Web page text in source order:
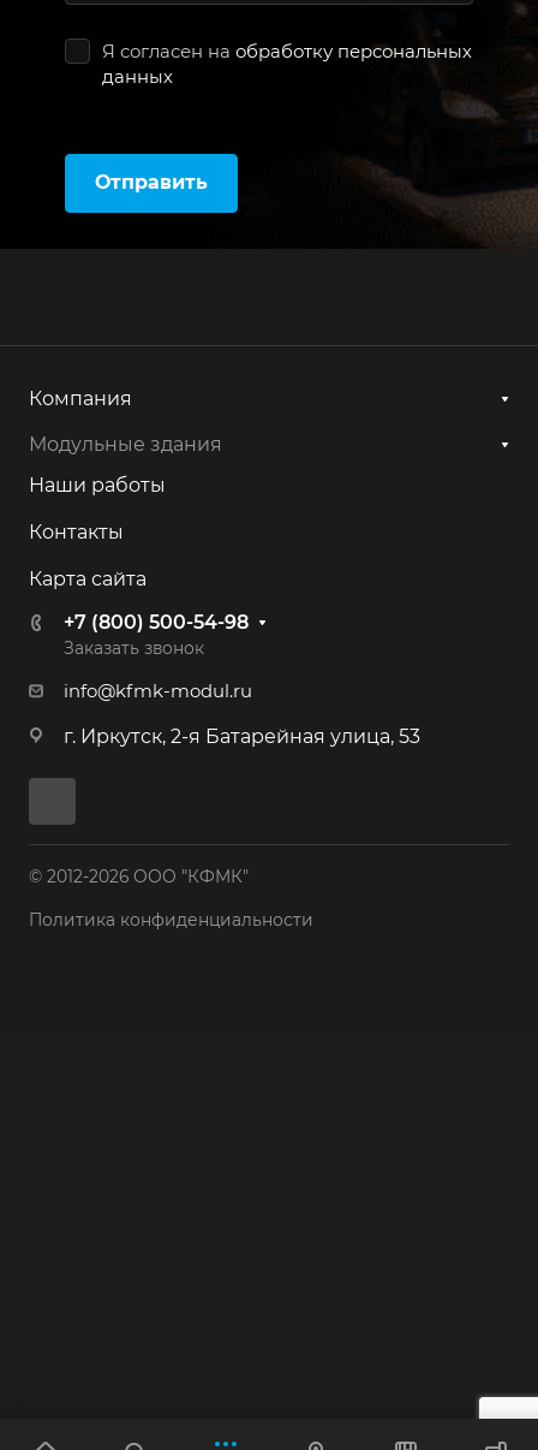
Я согласен на обработку персональных
данных
Отправить
Компания
Модульные здания
Наши работы
Контакты
Карта сайта
+7 (800) 500-54-98
Заказать звонок
info@kfmk-modul.ru
г. Иркутск, 2-я Батарейная улица, 53
© 2012-2026 ООО "КФМК"
Политика конфиденциальности